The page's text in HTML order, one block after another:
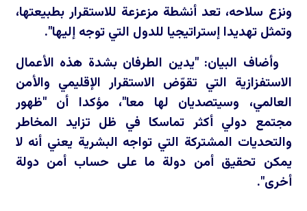
ونزع سلاحه، تعد أنشطة مزعزعة للاستقرار بطبيعتها،
وتمثل تهديدا إستراتيجيا للدول التي توجه إليها".
وأضاف البيان: "يدين الطرفان بشدة هذه الأعمال
الاستفزازية التي تقوّض الاستقرار الإقليمي والأمن
العالمي، وسيتصديان لها معا"، مؤكدا أن "ظهور
مجتمع دولي أكثر تماسكا في ظل تزايد المخاطر
والتحديات المشتركة التي تواجه البشرية يعني أنه لا
يمكن تحقيق أمن دولة ما على حساب أمن دولة
أخرى".